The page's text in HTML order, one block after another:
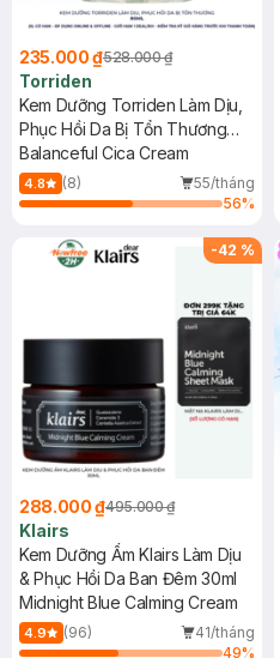
235.000 ₫528.000 ₫
Torriden
Kem Dưỡng Torriden Làm Dịu,
Phục Hồi Da Bị Tổn Thương
80ml
Balanceful Cica Cream
4.8 (8)
55/tháng
56%
-42 %
288.000 ₫495.000 ₫
Klairs
Kem Dưỡng Ẩm Klairs Làm Dịu
& Phục Hồi Da Ban Đêm 30ml
Midnight Blue Calming Cream
4.9 (96)
41/tháng
49%